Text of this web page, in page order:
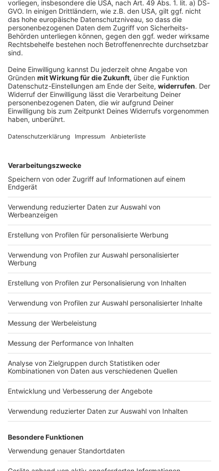
Radfahrerin wird bei Sturz lebensgefährlich
verletzt
eine 68 Jahre alte Urlauberin aus Rheinland-Pfalz
DEINE GEMERKTEN ARTIKEL
Du hast dir noch keine Artikel gemerkt
Impressum
Nutzungsbedingungen
Jobs
Presse
Werben
Archiv
Kontakt
Studio-Hotline
Verkehrs-Hotline
Newsletter